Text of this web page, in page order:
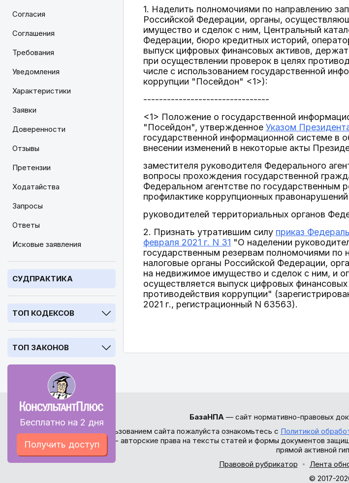
Согласия
Соглашения
Требования
Уведомления
Характеристики
Заявки
Доверенности
Отзывы
Претензии
Ходатайства
Запросы
Ответы
Исковые заявления
СУДПРАКТИКА
ТОП КОДЕКСОВ
ТОП ЗАКОНОВ
Бесплатно на 2 дня
Получить доступ
1. Наделить полномочиями по направлению
Российской Федерации, органы,
имущество и сделок с ним, Центральный
Федерации, бюро кредитных историй,
выпуск цифровых финансовых активов,
при осуществлении проверок в целях
числе с использованием государственной
коррупции "Посейдон" <1>):
--------------------------------
<1> Положение о государственной
"Посейдон", утвержденное Указом
государственной информационной системе в
внесении изменений в некоторые акты
заместителя руководителя Федерального
вопросы прохождения государственной
Федеральном агентстве по государственным
профилактике коррупционных
руководителей территориальных органов
2. Признать утратившим силу приказ
февраля 2021 г. N 31 "О наделении
государственным резервам полномочиями по
налоговые органы Российской Федерации,
на недвижимое имущество и сделок с ним, и
осуществляется выпуск цифровых
противодействия коррупции"
2021 г., регистрационный N 63563).
БазаНПА— сайт нормативно-правовых
Перед использованием сайта пожалуйста ознакомьтесь с Политикой
внимание - авторские права на тексты статей и формы документов
прямой активной
Правовой рубрикатор
Лента
© 2017-